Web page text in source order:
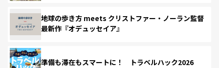
地球の歩き方 meets クリストファー・ノーラン監督
最新作『オデュッセイア』
準備も滞在もスマートに！ トラベルハック2026